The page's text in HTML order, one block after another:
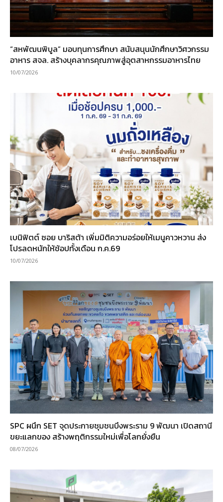
“สหพัฒนพิบูล” มอบทุนการศึกษา สนับสนุนนักศึกษาวิศวกรรม
อาหาร สจล. สร้างบุคลากรคุณภาพสู่อุตสาหกรรมอาหารไทย
10/07/2026
เบนิฟิตต์ ซอย บาริสต้า เพิ่มมิติความอร่อยให้เมนูคาวหวาน ส่ง
โปรลดหนักให้ช้อปทั้งเดือน ก.ค.69
10/07/2026
SPC ผนึก SET จุดประกายชุมชนบึงพระราม 9 พัฒนา เปิดสถานี
ขยะแลกของ สร้างพฤติกรรมใหม่เพื่อโลกยั่งยืน
08/07/2026